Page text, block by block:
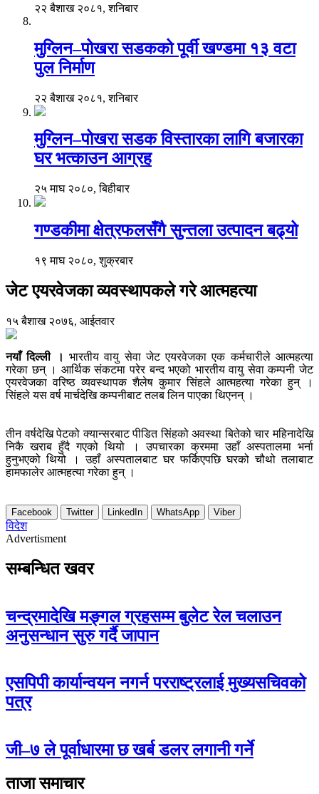
२२ बैशाख २०८१, शनिबार
मुग्लिन–पोखरा सडकको पूर्वी खण्डमा १३ वटा
पुल निर्माण
२२ बैशाख २०८१, शनिबार
मुग्लिन–पोखरा सडक विस्तारका लागि बजारका
घर भत्काउन आग्रह
२५ माघ २०८०, बिहीबार
गण्डकीमा क्षेत्रफलसँगै सुन्तला उत्पादन बढ्यो
१९ माघ २०८०, शुक्रबार
जेट एयरवेजका व्यवस्थापकले गरे आत्महत्या
१५ बैशाख २०७६, आईतवार
नयाँ दिल्ली । भारतीय वायु सेवा जेट एयरवेजका एक कर्मचारीले आत्महत्या
गरेका छन् । आर्थिक संकटमा परेर बन्द भएको भारतीय वायु सेवा कम्पनी जेट
एयरवेजका वरिष्ठ व्यवस्थापक शैलेष कुमार सिंहले आत्महत्या गरेका हुन् ।
सिंहले यस वर्ष मार्चदेखि कम्पनीबाट तलब लिन पाएका थिएनन् ।
तीन वर्षदेखि पेटको क्यान्सरबाट पीडित सिंहको अवस्था बितेको चार महिनादेखि
निकै खराब हुँदै गएको थियो । उपचारका क्रममा उहाँ अस्पतालमा भर्ना
हुनुभएको थियो । उहाँ अस्पतालबाट घर फर्किएपछि घरको चौथो तलाबाट
हामफालेर आत्महत्या गरेका हुन् ।
Facebook Twitter LinkedIn WhatsApp Viber
विदेश
Advertisment
सम्बन्धित खवर
चन्द्रमादेखि मङ्गल ग्रहसम्म बुलेट रेल चलाउन
अनुसन्धान सुरु गर्दै जापान
एसपिपी कार्यान्वयन नगर्न परराष्ट्रलाई मुख्यसचिवको
पत्र
जी–७ ले पूर्वाधारमा छ खर्ब डलर लगानी गर्ने
ताजा समाचार